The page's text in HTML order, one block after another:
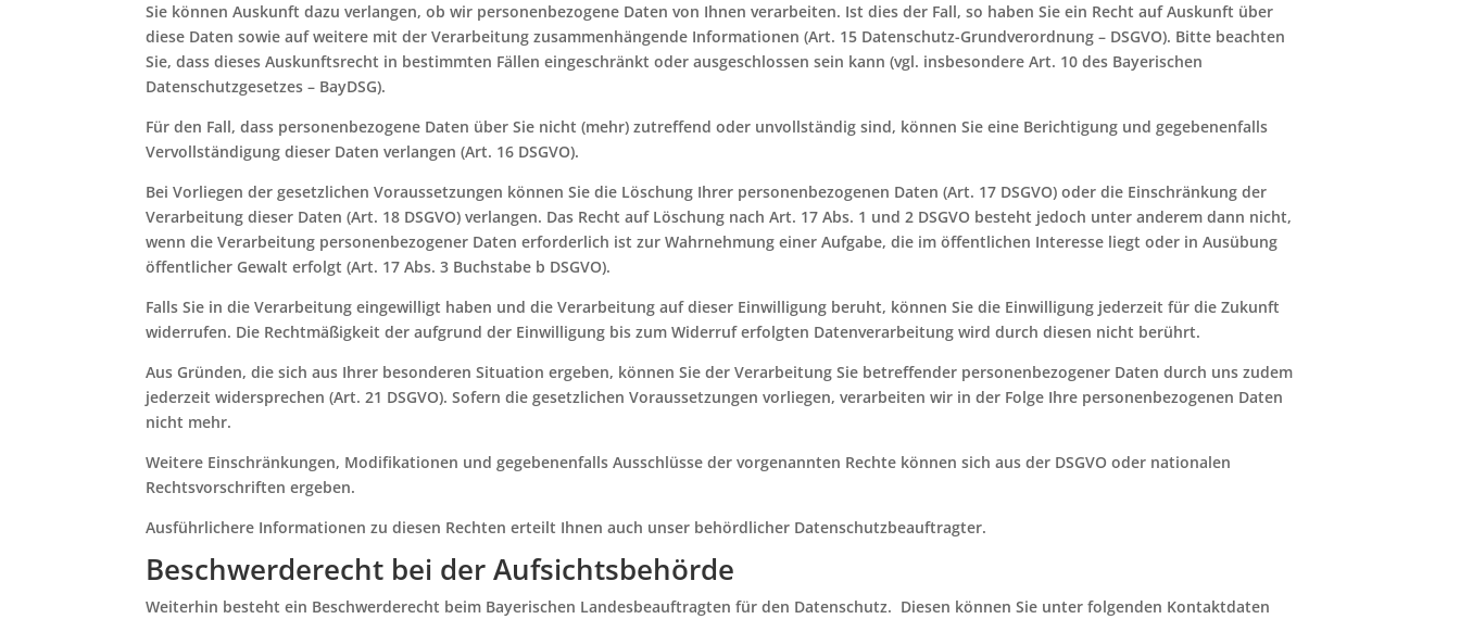
Sie können Auskunft dazu verlangen, ob wir personenbezogene Daten von Ihnen verarbeiten. Ist dies der Fall, so haben Sie ein Recht auf Auskunft über
diese Daten sowie auf weitere mit der Verarbeitung zusammenhängende Informationen (Art. 15 Datenschutz-Grundverordnung – DSGVO). Bitte beachten
Sie, dass dieses Auskunftsrecht in bestimmten Fällen eingeschränkt oder ausgeschlossen sein kann (vgl. insbesondere Art. 10 des Bayerischen
Datenschutzgesetzes – BayDSG).
Für den Fall, dass personenbezogene Daten über Sie nicht (mehr) zutreffend oder unvollständig sind, können Sie eine Berichtigung und gegebenenfalls
Vervollständigung dieser Daten verlangen (Art. 16 DSGVO).
Bei Vorliegen der gesetzlichen Voraussetzungen können Sie die Löschung Ihrer personenbezogenen Daten (Art. 17 DSGVO) oder die Einschränkung der
Verarbeitung dieser Daten (Art. 18 DSGVO) verlangen. Das Recht auf Löschung nach Art. 17 Abs. 1 und 2 DSGVO besteht jedoch unter anderem dann nicht,
wenn die Verarbeitung personenbezogener Daten erforderlich ist zur Wahrnehmung einer Aufgabe, die im öffentlichen Interesse liegt oder in Ausübung
öffentlicher Gewalt erfolgt (Art. 17 Abs. 3 Buchstabe b DSGVO).
Falls Sie in die Verarbeitung eingewilligt haben und die Verarbeitung auf dieser Einwilligung beruht, können Sie die Einwilligung jederzeit für die Zukunft
widerrufen. Die Rechtmäßigkeit der aufgrund der Einwilligung bis zum Widerruf erfolgten Datenverarbeitung wird durch diesen nicht berührt.
Aus Gründen, die sich aus Ihrer besonderen Situation ergeben, können Sie der Verarbeitung Sie betreffender personenbezogener Daten durch uns zudem
jederzeit widersprechen (Art. 21 DSGVO). Sofern die gesetzlichen Voraussetzungen vorliegen, verarbeiten wir in der Folge Ihre personenbezogenen Daten
nicht mehr.
Weitere Einschränkungen, Modifikationen und gegebenenfalls Ausschlüsse der vorgenannten Rechte können sich aus der DSGVO oder nationalen
Rechtsvorschriften ergeben.
Ausführlichere Informationen zu diesen Rechten erteilt Ihnen auch unser behördlicher Datenschutzbeauftragter.
Beschwerderecht bei der Aufsichtsbehörde
Weiterhin besteht ein Beschwerderecht beim Bayerischen Landesbeauftragten für den Datenschutz. Diesen können Sie unter folgenden Kontaktdaten